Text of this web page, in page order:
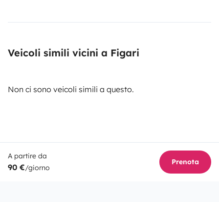
Veicoli simili vicini a Figari
Non ci sono veicoli simili a questo.
A partire da
90 €/giorno
Prenota